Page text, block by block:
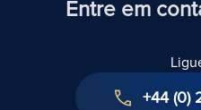
actualizados
Entre em
+44 (0)